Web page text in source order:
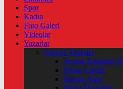
Spor
Kadın
Foto Galeri
Videolar
Yazarlar
Güncel Yazarlar
Şeyma Karateke
Erkan Çakıllı
Hakan Akın